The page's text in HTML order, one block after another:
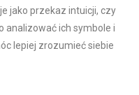
jako przekaz intuicji, czy
analizować ich symbole i
lepiej zrozumieć siebie